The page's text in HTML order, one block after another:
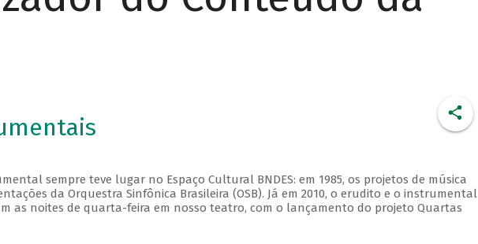
sempre teve lugar no Espaço Cultural BNDES: em 1985, os projetos de música
da Orquestra Sinfônica Brasileira (OSB). Já em 2010, o erudito e o instrumental
as noites de quarta-feira em nosso teatro, com o lançamento do projeto Quartas